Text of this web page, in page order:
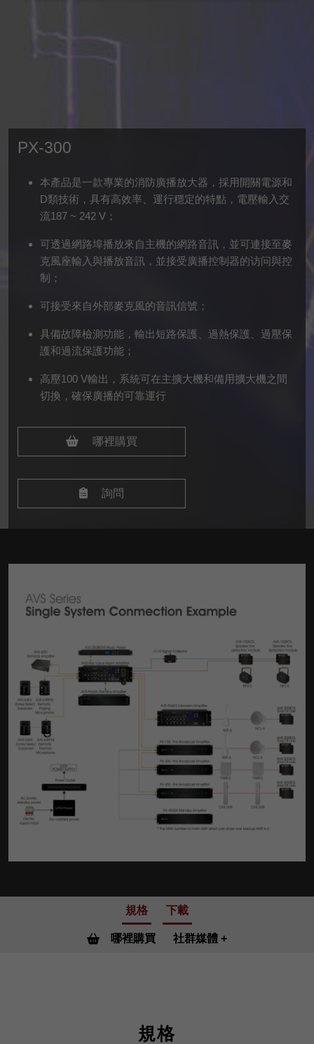
PX-300
本產品是一款專業的消防廣播放大器，採用開關電源和
D類技術，具有高效率、運行穩定的特點，電壓輸入交
流187 ~ 242 V；
可透過網路埠播放來自主機的網路音訊，並可連接至麥
克風座輸入與播放音訊，並接受廣播控制器的访问與控
制；
可接受來自外部麥克風的音訊信號；
具備故障檢測功能，輸出短路保護、過熱保護、過壓保
護和過流保護功能；
高壓100 V輸出，系統可在主擴大機和備用擴大機之間
切換，確保廣播的可靠運行
哪裡購買
詢問
規格 下載
哪裡購買 社群媒體
規格